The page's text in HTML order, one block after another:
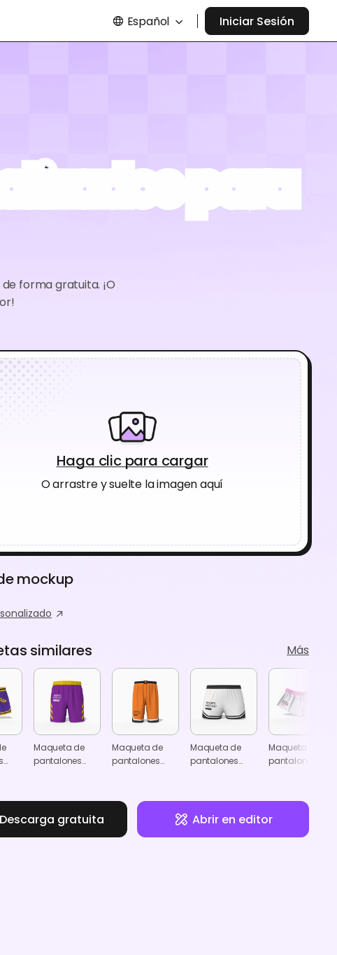
Español Iniciar Sesión
para
forma gratuita. ¡O
Haga clic para cargar
O arrastre y suelte la imagen aquí
mockup
similares Más
Maqueta de
pantalones
Maqueta de
pantalones
Maqueta de
pantalones
Maqueta de
pantalones
Descarga gratuita Abrir en editor